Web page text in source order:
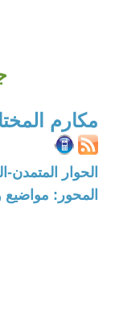
مكارم
الحوار المتمدن-العدد: 6841 - 2021 /
المحور: